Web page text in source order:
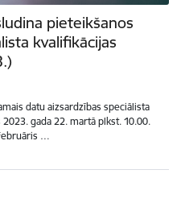
pieteikšanos
kvalifikācijas
datu aizsardzības speciālista
gada 22. martā plkst. 10.00.
…